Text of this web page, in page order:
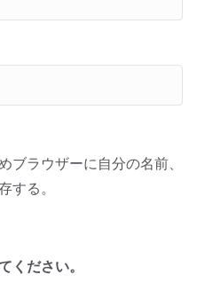
ブラウザーに自分の名前、
する。
ください。